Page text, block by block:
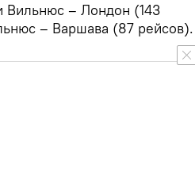
Вильнюс – Лондон (143
– Варшава (87 рейсов).